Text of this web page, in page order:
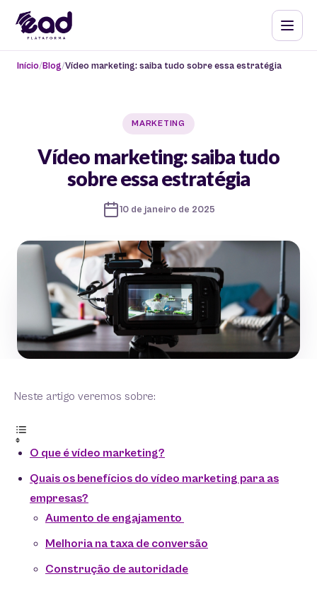
Início Blog Vídeo marketing: saiba tudo sobre essa estratégia
MARKETING
Vídeo marketing: saiba tudo
sobre essa estratégia
10 de janeiro de 2025
Neste artigo veremos sobre:
O que é vídeo marketing?
Quais os benefícios do vídeo marketing para as
empresas?
Aumento de engajamento
Melhoria na taxa de conversão
Construção de autoridade